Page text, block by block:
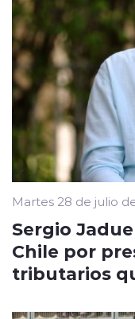
Martes 28 de julio
Sergio
Chile por
tributarios